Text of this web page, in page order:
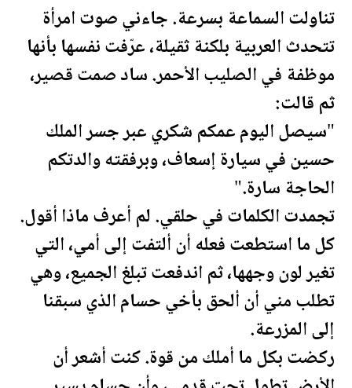
تناولت السماعة بسرعة. جاءني صوت امرأة
تتحدث العربية بلكنة ثقيلة، عرّفت نفسها بأنها
موظفة في الصليب الأحمر. ساد صمت قصير،
ثم قالت:
"سيصل اليوم عمكم شكري عبر جسر الملك
حسين في سيارة إسعاف، وبرفقته والدتكم
الحاجة سارة."
تجمدت الكلمات في حلقي. لم أعرف ماذا أقول.
كل ما استطعت فعله أن ألتفت إلى أمي، التي
تغير لون وجهها، ثم اندفعت تبلغ الجميع، وهي
تطلب مني أن ألحق بأخي حسام الذي سبقنا
إلىالمزرعة.
ركضت بكل ما أملك من قوة. كنت أشعر أن